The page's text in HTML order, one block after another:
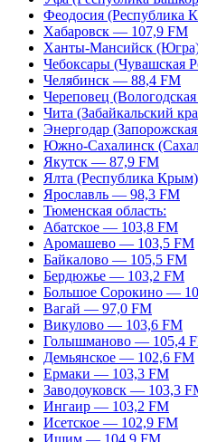
Феодосия (Республика
Хабаровск — 107,9 FM
Ханты-Мансийск
Чебоксары (Чувашская
Челябинск — 88,4 FM
Череповец
Чита (Забайкальский
Энергодар
Южно-Сахалинск
Якутск — 87,9 FM
Ялта (Республика
Ярославль — 98,3 FM
Тюменская область:
Абатское — 103,8 FM
Аромашево — 103,5 FM
Байкалово — 105,5 FM
Бердюжье — 103,2 FM
Большое Сорокино —
Вагай — 97,0 FM
Викулово — 103,6 FM
Голышманово — 105,4
Демьянское — 102,6 FM
Ермаки — 103,3 FM
Заводоуковск — 103,3
Ингаир — 103,2 FM
Исетское — 102,9 FM
Ишим — 104,9 FM